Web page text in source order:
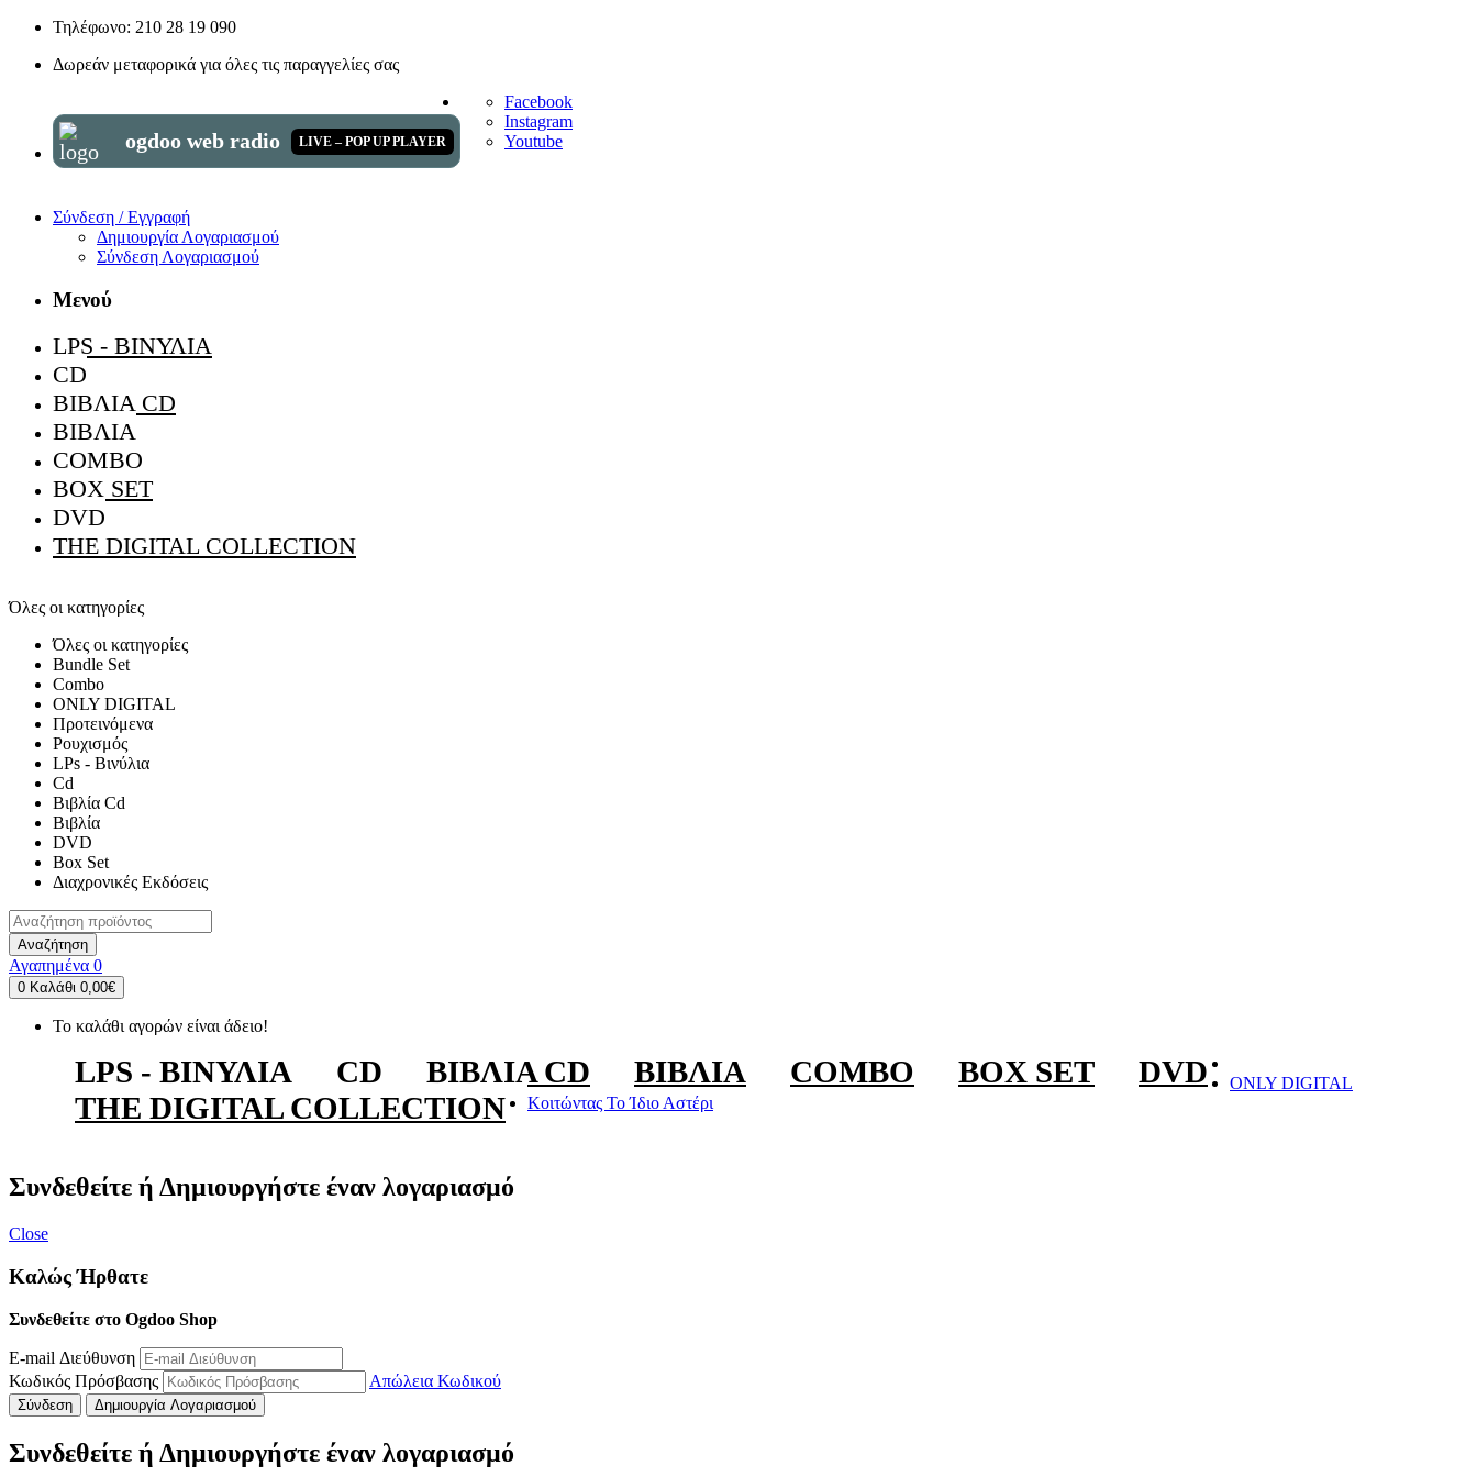
Τηλέφωνο: 210 28 19 090
Δωρεάν μεταφορικά για όλες τις παραγγελίες σας
ogdoo web radio LIVE – POP UP PLAYER
Facebook
Instagram
Youtube
Σύνδεση / Εγγραφή
Δημιουργία Λογαριασμού
Σύνδεση Λογαριασμού
Μενού
LPS - ΒΙΝΎΛΙΑ
CD
ΒΙΒΛΊΑ CD
ΒΙΒΛΊΑ
COMBO
BOX SET
DVD
THE DIGITAL COLLECTION
Όλες οι κατηγορίες
Όλες οι κατηγορίες
Bundle Set
Combo
ONLY DIGITAL
Προτεινόμενα
Ρουχισμός
LPs - Βινύλια
Cd
Βιβλία Cd
Βιβλία
DVD
Box Set
Διαχρονικές Εκδόσεις
Αναζήτηση
Αγαπημένα 0
0 Καλάθι 0,00€
Το καλάθι αγορών είναι άδειο!
LPS - ΒΙΝΎΛΙΑ CD ΒΙΒΛΊΑ CD ΒΙΒΛΊΑ COMBO BOX SET
DVD
THE DIGITAL COLLECTION
ONLY DIGITAL
Κοιτώντας Το Ίδιο Αστέρι
Συνδεθείτε ή Δημιουργήστε έναν λογαριασμό
Close
Καλώς Ήρθατε
Συνδεθείτε στο Ogdoo Shop
E-mail Διεύθυνση
Κωδικός Πρόσβασης
Απώλεια Κωδικού
Σύνδεση Δημιουργία Λογαριασμού
Συνδεθείτε ή Δημιουργήστε έναν λογαριασμό